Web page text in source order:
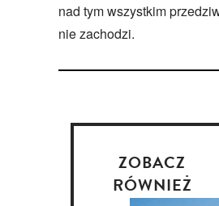
nad tym wszystkim
nie zachodzi.
ZOBACZ
RÓWNIEŻ